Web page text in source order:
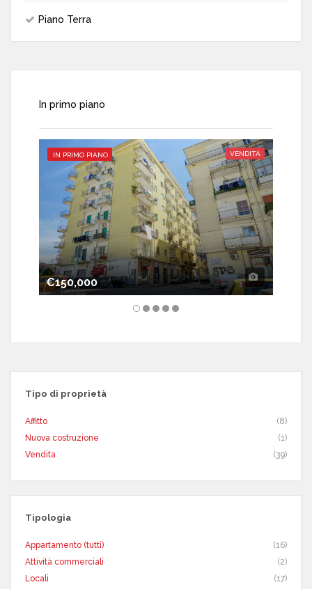
Piano Terra
In primo piano
IN PRIMO PIANO VENDITA
€150,000
Tipo di proprietà
Affitto
(8)
Nuova costruzione
(1)
Vendita
(39)
Tipologia
Appartamento (tutti)
(16)
Attività commerciali
(2)
Locali
(17)